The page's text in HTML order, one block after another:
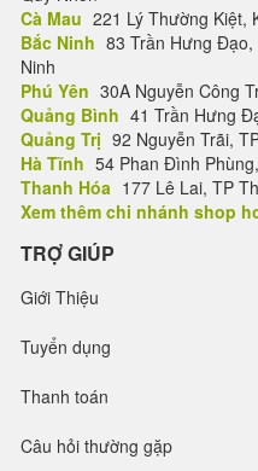
Cà Mau 221 Lý Thường Kiệt,
Bắc Ninh 83 Trần Hưng
Ninh
Phú Yên 30A Nguyễn Công
Quảng Bình 41 Trần Hưng
Quảng Trị 92 Nguyễn Trãi,
Hà Tĩnh 54 Phan Đình
Thanh Hóa 177 Lê Lai, TP
Xem thêm chi nhánh shop
TRỢ GIÚP
Giới Thiệu
Tuyển dụng
Thanh toán
Câu hỏi thường gặp